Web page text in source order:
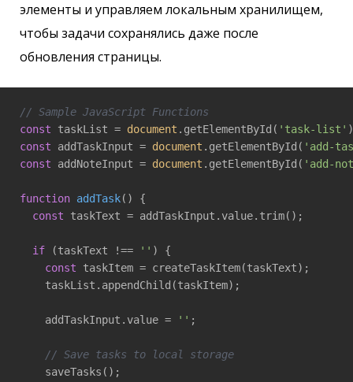
элементы и управляем локальным хранилищем,
чтобы задачи сохранялись даже после
обновления страницы.
// Sample JavaScript Functions
const taskList = document .getElementById( 'task-list'
const addTaskInput = document .getElementById( 'add-
const addNoteInput = document .getElementById( 'add-
function addTask( ) {
const taskText = addTaskInput.value.trim();
if (taskText !== '' ) {
const taskItem = createTaskItem(taskText);
    taskList.appendChild(taskItem);
    addTaskInput.value =
'' ;
// Save tasks to local storage
    saveTasks();